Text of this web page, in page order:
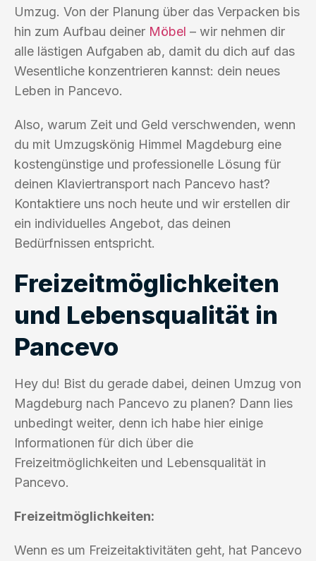
Umzug. Von der Planung über das Verpacken bis
hin zum Aufbau deiner Möbel – wir nehmen dir
alle lästigen Aufgaben ab, damit du dich auf das
Wesentliche konzentrieren kannst: dein neues
Leben in Pancevo.
Also, warum Zeit und Geld verschwenden, wenn
du mit Umzugskönig Himmel Magdeburg eine
kostengünstige und professionelle Lösung für
deinen Klaviertransport nach Pancevo hast?
Kontaktiere uns noch heute und wir erstellen dir
ein individuelles Angebot, das deinen
Bedürfnissen entspricht.
Freizeitmöglichkeiten
und Lebensqualität in
Pancevo
Hey du! Bist du gerade dabei, deinen Umzug von
Magdeburg nach Pancevo zu planen? Dann lies
unbedingt weiter, denn ich habe hier einige
Informationen für dich über die
Freizeitmöglichkeiten und Lebensqualität in
Pancevo.
Freizeitmöglichkeiten:
Wenn es um Freizeitaktivitäten geht, hat Pancevo